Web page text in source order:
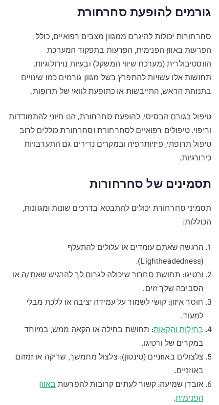
גורמים להופעת סחרחורת
סחרחורות יכולות להיגרם ממגוון מצבים רפואיים, כולל
הפרעות באוזן הפנימית, הפרעות בתפקוד המערכת
הווסטיבולרית (מערכת שיווי המשקל) ובעיות נוירולוגיות.
תחושות אלו עשויות להתפרץ בשל מגוון גורמים כמו שינויים
בתנוחת הראש, התייבשות או כתופעת לוואי של תרופות.
טיפול בגורם הבסיסי, להופעת סחרחורת, הנו חיוני להתמודדות
וריפוי. טיפולים רפואיים לסחרחורת וסחרחורת כוללים לרוב
טיפול תרופתי, פיזיותרפיה ובמקרים נדירים גם התערבויות
כירורגיות.
תסמינים של סחרחורות
תסמיני סחרחורת יכולים להתבטא בדרכים שונות ומגוונות,
הכוללות:
הרגשה שאתם עומדים או עלולים להתעלף
(Lightheadedness).
ורטיגו: תחושת סחרור שיכולה לגרום לך להרגיש שאת/ה או
הסביבה שלך זזים.
חוסר איזון: קושי לשמור על עמידה יציבה או ללכת מבלי
למעוד.
בחילות והקאות: תחושת בחילה או הקאה ממש, במיוחד
במקרים של ורטיגו.
צלצולים באוזניים (טינטון): צלצול מתמשך, שריקה או זמזום
באוזניים.
אובדן שמיעה: קשור לעתים קרובות להפרעותבאוזן
הפנימית.